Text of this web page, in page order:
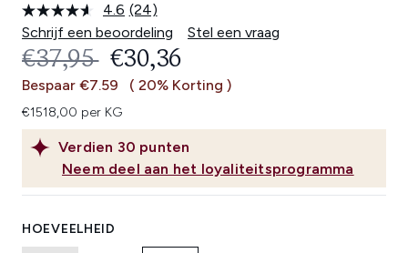
4.6 Lees
24
beoordelingen.
Dezelfde
paginalink.
(24)
Schrijf een beoordeling
Stel een vraag
Verdien 30 punten
Neem deel aan het loyaliteitsprogramma
RECOMMENDED RETAIL PRICE:
€37,95 HUIDIGE PRIJS:
€30,36
Bespaar €7.59 ( 20% Korting )
€1518,00 per KG
HOEVEELHEID